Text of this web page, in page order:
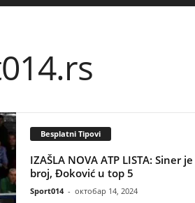
Besplatni Tipovi
IZAŠLA NOVA ATP LISTA: Siner
broj, Đoković u top 5
Sport014 - октобар 14, 2024